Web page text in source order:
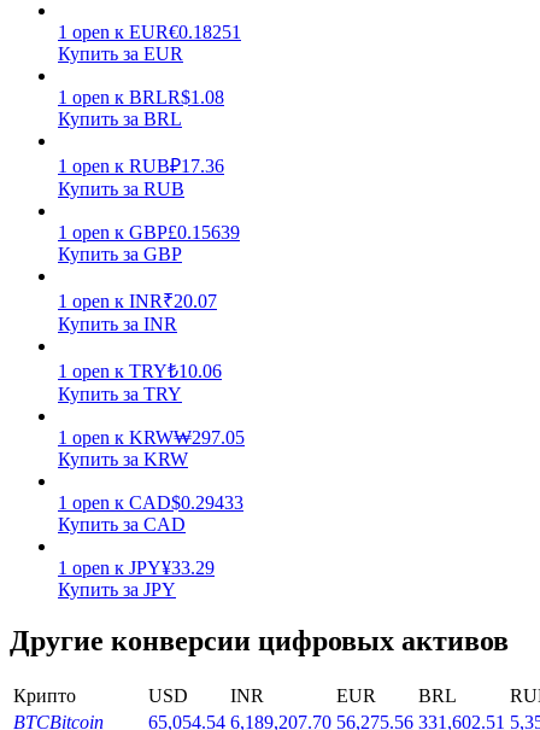
Получайте конкурентные награды ежедневно
Стейкинг
Высокая прибыль и мгновенный доступ
Launchpool
Гибкая ставка для заработка популярных токенов
1 open к EUR€0.18251
Купить за EUR
1 open к BRLR$1.08
Купить за BRL
1 open к RUB₽17.36
Купить за RUB
1 open к GBP£0.15639
Купить за GBP
1 open к INR₹20.07
Купить за INR
1 open к TRY₺10.06
Купить за TRY
1 open к KRW₩297.05
Купить за KRW
1 open к CAD$0.29433
Купить за CAD
1 open к JPY¥33.29
Купить за JPY
Другие конверсии цифровых активов
Крипто USD INR EUR BRL
BTCBitcoin 65,054.54 6,189,207.70 56,275.56 331,602.51